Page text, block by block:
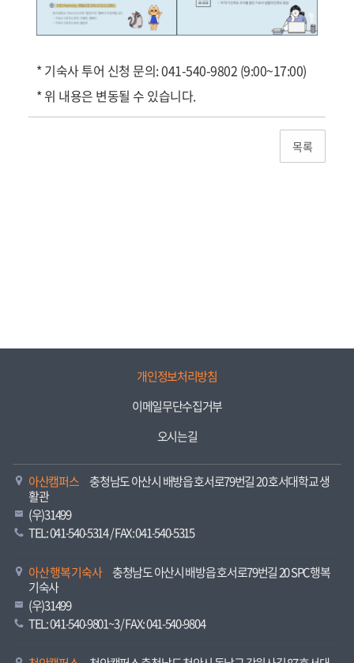
* 기숙사 투어 신청 문의: 041-540-9802 (9:00~17:00)
* 위 내용은 변동될 수 있습니다.
개인정보처리방침
이메일무단수집거부
오시는길
아산캠퍼스
충청남도 아산시 배방읍 호서로79번길 20 호서대학교 생
활관
(우)31499
TEL: 041-540-5314 / FAX: 041-540-5315
아산 행복 기숙사
충청남도 아산시 배방읍 호서로79번길 20 SPC행복
기숙사
(우)31499
TEL: 041-540-9801~3 / FAX: 041-540-9804